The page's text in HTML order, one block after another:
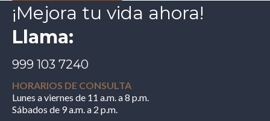
¡Mejora tu vida ahora!
Llama:
999 103 7240
HORARIOS DE CONSULTA
Lunes a viernes de 11 a.m. a 8 p.m.
Sábados de 9 a.m. a 2 p.m.